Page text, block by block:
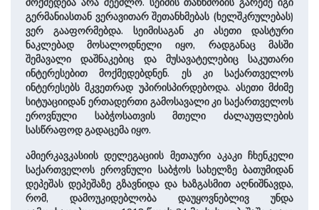
გერმანიასთან ვერავითარ შეთანხმებას (ხელშკრულებას)
ვერ გააფორმებდა. სეიმისაგან კი ასეთი დასტური
ნაკლებად მოსალოდნელი იყო, რადგანაც მასში
შემავალი დაშნაკებიც და მუსავატელებიც საკუთარი
ინტერესებით მოქმედებდნენ. ეს კი საქართველოს
ინტერესებს მკვეთრად უპირისპირდებოდა. ასეთი მძიმე
სიტუაციიდან ერთადერთი გამოსავალი კი საქართველოს
ეროვნული საბჭოსათვის მთელი ძალაუფლების
სასწრაფოდ გადაცემა იყო.
ამიერკავკასიის დელეგაციის მეთაური აკაკი ჩხენკელი
საქართველოს ეროვნული საბჭოს სახელზე ბათუმიდან
დეპეშას დეპეშაზე გზავნიდა და ხაზგასმით აღნიშნავდა,
რომ, დამოუკიდებლობა დაუყოვნებლივ უნდა